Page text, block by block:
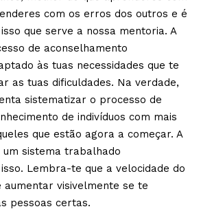
com os erros dos outros e é
que serve a nossa mentoria. A
de aconselhamento
às tuas necessidades que te
as tuas dificuldades. Na verdade,
sistematizar o processo de
de indivíduos com mais
que estão agora a começar. A
um sistema trabalhado
Lembra-te que a velocidade do
visivelmente se te
pessoas certas.